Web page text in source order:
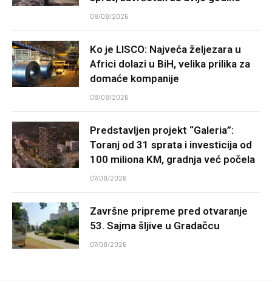
08/08/2026
Ko je LISCO: Najveća željezara u
Africi dolazi u BiH, velika prilika za
domaće kompanije
08/08/2026
Predstavljen projekt “Galeria”:
Toranj od 31 sprata i investicija od
100 miliona KM, gradnja već počela
07/08/2026
Završne pripreme pred otvaranje
53. Sajma šljive u Gradačcu
07/08/2026